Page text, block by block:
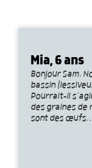
Mia, 6 ans
Bonjour Sam.
bassin
Pourrait-il
des graines de
sont des